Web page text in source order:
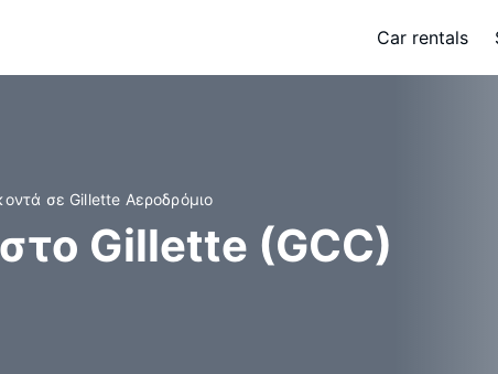
Car rentals
σε Gillette Αεροδρόμιο
Gillette (GCC)